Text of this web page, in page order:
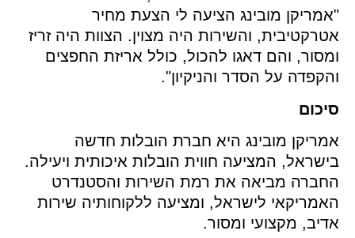
מובינג הציעה לי הצעת מחיר
והשירות היה מצוין. הצוות היה זריז
והם דאגו להכול, כולל אריזת החפצים
על הסדר והניקיון".
מובינג היא חברת הובלות חדשה
המציעה חווית הובלות איכותית ויעילה.
מביאה את רמת השירות והסטנדרט
לישראל, ומציעה ללקוחותיה שירות
מקצועי ומסור.